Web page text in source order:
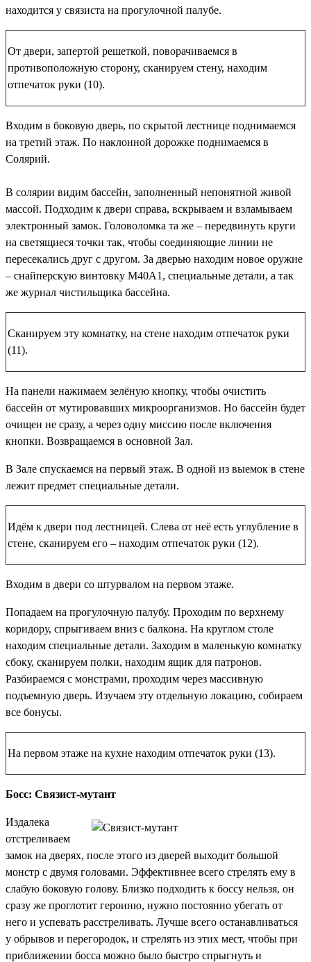
находится у связиста на прогулочной палубе.
От двери, запертой решеткой, поворачиваемся в
противоположную сторону, сканируем стену, находим
отпечаток руки (10).
Входим в боковую дверь, по скрытой лестнице поднимаемся
на третий этаж. По наклонной дорожке поднимаемся в
Солярий.
В солярии видим бассейн, заполненный непонятной живой
массой. Подходим к двери справа, вскрываем и взламываем
электронный замок. Головоломка та же – передвинуть круги
на светящиеся точки так, чтобы соединяющие линии не
пересекались друг с другом. За дверью находим новое оружие
– снайперскую винтовку М40А1 , специальные детали, а так
же журнал чистильщика бассейна.
Сканируем эту комнатку, на стене находим отпечаток руки
(11).
На панели нажимаем зелёную кнопку, чтобы очистить
бассейн от мутировавших микроорганизмов. Но бассейн будет
очищен не сразу, а через одну миссию после включения
кнопки. Возвращаемся в основной Зал.
В Зале спускаемся на первый этаж. В одной из выемок в стене
лежит предмет специальные детали.
Идём к двери под лестницей. Слева от неё есть углубление в
стене, сканируем его – находим отпечаток руки (12).
Входим в двери со штурвалом на первом этаже.
Попадаем на прогулочную палубу. Проходим по верхнему
коридору, спрыгиваем вниз с балкона. На круглом столе
находим специальные детали. Заходим в маленькую комнатку
сбоку, сканируем полки, находим ящик для патронов.
Разбираемся с монстрами, проходим через массивную
подъемную дверь. Изучаем эту отдельную локацию, собираем
все бонусы.
На первом этаже на кухне находим отпечаток руки (13).
Босс: Связист-мутант
Издалека
отстреливаем
замок на дверях, после этого из дверей выходит большой
монстр с двумя головами. Эффективнее всего стрелять ему в
слабую боковую голову. Близко подходить к боссу нельзя, он
сразу же проглотит героиню, нужно постоянно убегать от
него и успевать расстреливать. Лучше всего останавливаться
у обрывов и перегородок, и стрелять из этих мест, чтобы при
приближении босса можно было быстро спрыгнуть и